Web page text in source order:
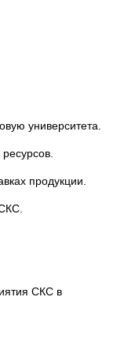
университета.
продукции.
СКС в